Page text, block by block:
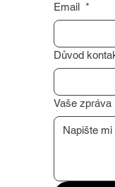
Email *
Důvod
Vaše zpráva